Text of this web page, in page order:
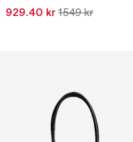
929.40 kr 1549 kr